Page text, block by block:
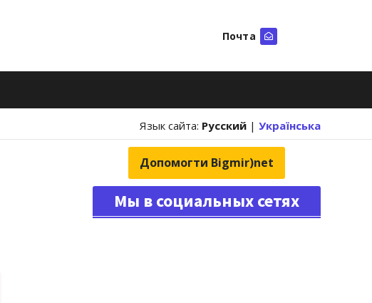
Почта
Язык сайта: Русский | Українська
Допомогти Bigmir)net
Мы в социальных сетях